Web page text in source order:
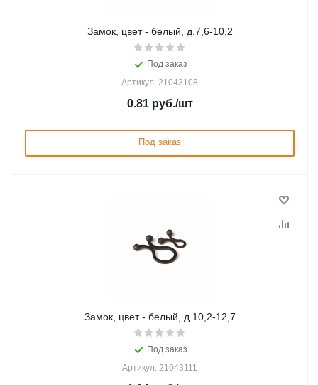
Замок, цвет - белый, д.7,6-10,2
Под заказ
Артикул: 21043108
0.81руб./шт
Под заказ
Замок, цвет - белый, д.10,2-12,7
Под заказ
Артикул: 21043111